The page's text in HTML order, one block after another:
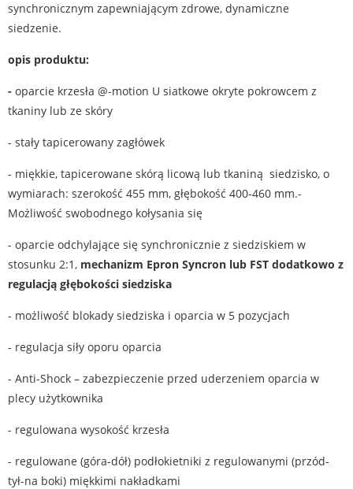
synchronicznym zapewniającym zdrowe, dynamiczne
siedzenie.
opis produktu:
- oparcie krzesła @-motion U siatkowe okryte pokrowcem z
tkaniny lub ze skóry
- stały tapicerowany zagłówek
- miękkie, tapicerowane skórą licową lub tkaniną siedzisko, o
wymiarach: szerokość 455 mm, głębokość 400-460 mm.-
Możliwość swobodnego kołysania się
- oparcie odchylające się synchronicznie z siedziskiem w
stosunku 2:1, mechanizm Epron Syncron lub FST dodatkowo z
regulacją głębokości siedziska
- możliwość blokady siedziska i oparcia w 5 pozycjach
- regulacja siły oporu oparcia
- Anti-Shock – zabezpieczenie przed uderzeniem oparcia w
plecy użytkownika
- regulowana wysokość krzesła
- regulowane (góra-dół) podłokietniki z regulowanymi (przód-
tył-na boki) miękkimi nakładkami